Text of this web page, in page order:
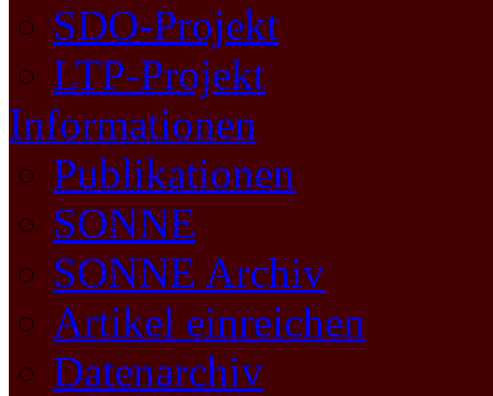
SDO-Projekt
LTP-Projekt
Informationen
Publikationen
SONNE
SONNE Archiv
Artikel einreichen
Datenarchiv